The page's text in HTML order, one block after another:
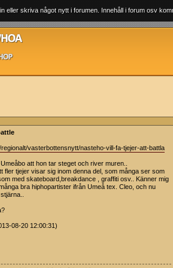
eller skriva något nytt i forumen. Innehåll i forum osv
vasterbottensnytt/nasteho-vill-fa-tjejer-att-battla
att hon tar steget och river muren..
fler tjejer visar sig inom denna del, som många ser som
med skateboard,breakdance , graffiti osv.. Känner mig
bra hiphopartister ifrån Umeå tex. Cleo, och nu
08-20 12:00:31)